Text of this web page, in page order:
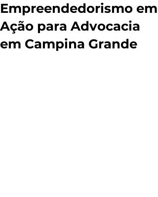
Empreendedorismo em
Ação para Advocacia
em Campina Grande